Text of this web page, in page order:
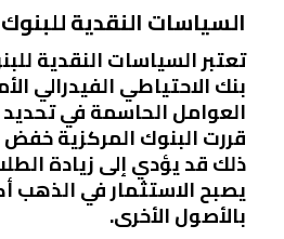
السياسات النقدية
تعتبر السياسات النقدية
بنك الاحتياطي الفيدرالي
العوامل الحاسمة في تحديد
قررت البنوك المركزية خفض
ذلك قد يؤدي إلى زيادة
يصبح الاستثمار في الذهب
بالأصول الأخرى.